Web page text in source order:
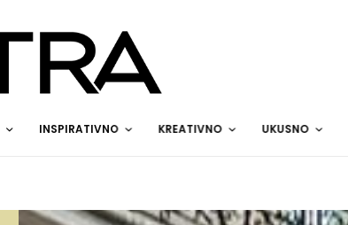
INSPIRATIVNO KREATIVNO UKUSNO